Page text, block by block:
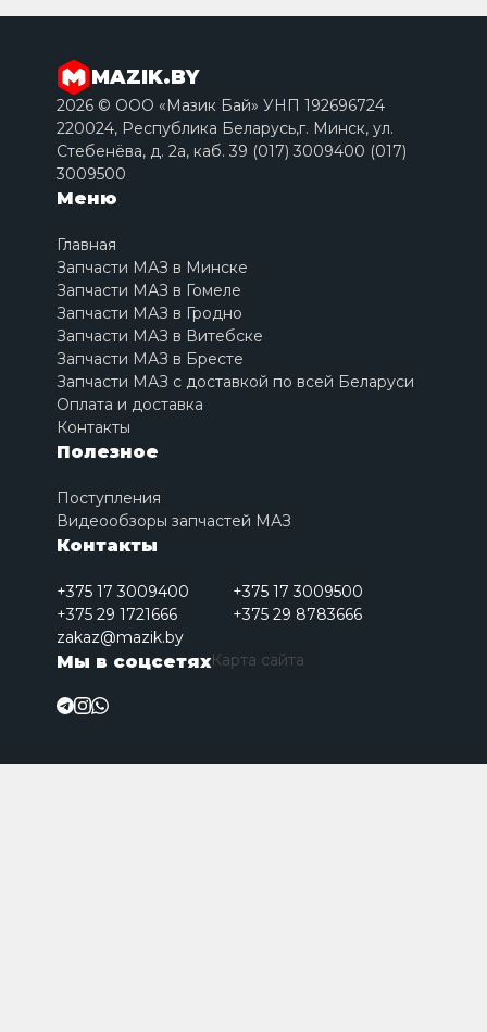
MAZIK.BY
2026 © ООО «Мазик Бай» УНП 192696724
220024, Республика Беларусь,г. Минск, ул.
Стебенёва, д. 2a, каб. 39 (017) 3009400 (017)
3009500
Меню
Главная
Запчасти МАЗ в Минске
Запчасти МАЗ в Гомеле
Запчасти МАЗ в Гродно
Запчасти МАЗ в Витебске
Запчасти МАЗ в Бресте
Запчасти МАЗ с доставкой по всей Беларуси
Оплата и доставка
Контакты
Полезное
Поступления
Видеообзоры запчастей МАЗ
Контакты
+375 17 3009400
+375 17 3009500
+375 29 1721666
+375 29 8783666
zakaz@mazik.by
Мы в соцсетяхКарта сайта